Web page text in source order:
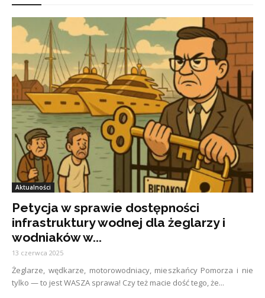
Aktualności
Petycja w sprawie dostępności
infrastruktury wodnej dla żeglarzy i
wodniaków w...
13 czerwca 2025
Żeglarze, wędkarze, motorowodniacy, mieszkańcy Pomorza i nie
tylko — to jest WASZA sprawa! Czy też macie dość tego, że...